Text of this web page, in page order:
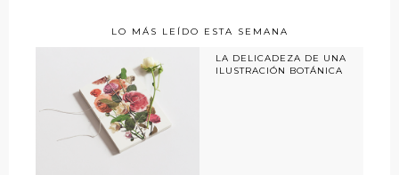
LO MÁS LEÍDO ESTA SEMANA
LA DELICADEZA DE UNA
ILUSTRACIÓN BOTÁNICA